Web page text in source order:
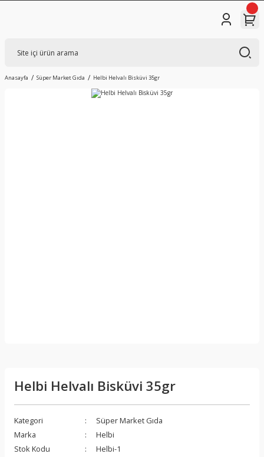
Anasayfa Süper Market Gıda Helbi Helvalı Bisküvi 35gr
Helbi Helvalı Bisküvi 35gr
Kategori
Süper Market Gıda
Marka
Helbi
Stok Kodu
Helbi-1